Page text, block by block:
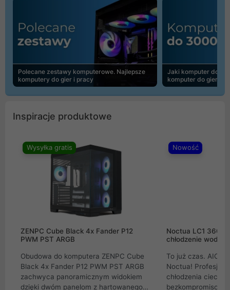
Polecane zestawy komputerowe. Najlepsze
komputery do gier i pracy
Jaki komputer do
komputer do gier |
Inspiracje produktowe
Wysyłka gratis
ZENPC Cube Black 4x Fander P12
PWM PST ARGB
Obudowa do komputera ZENPC Cube
Black 4x Fander P12 PWM PST ARGB
zachwyca panoramicznym widokiem
dzięki dwóm panelom z hartowanego
Nowość
Noctua LC1
chłodzenie wodne
To już czas. AIO
Noctua!
chłodzenia cieczą